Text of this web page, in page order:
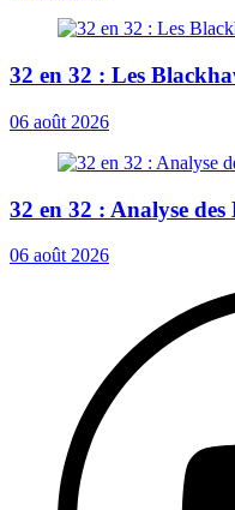
32 en 32 : Les
06 août 2026
32 en 32 : Analyse
06 août 2026